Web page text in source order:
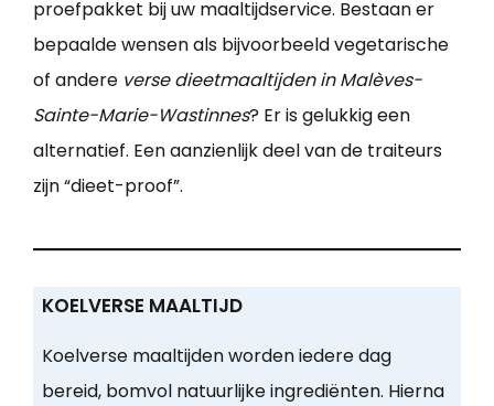
proefpakket bij uw maaltijdservice. Bestaan er
bepaalde wensen als bijvoorbeeld vegetarische
of andere verse dieetmaaltijden in Malèves-
Sainte-Marie-Wastinnes? Er is gelukkig een
alternatief. Een aanzienlijk deel van de traiteurs
zijn “dieet-proof”.
KOELVERSE MAALTIJD
Koelverse maaltijden worden iedere dag
bereid, bomvol natuurlijke ingrediënten. Hierna